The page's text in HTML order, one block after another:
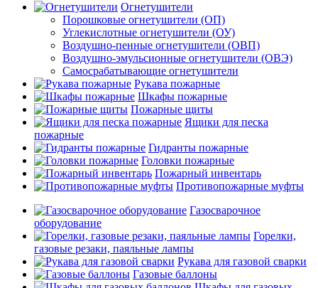
Огнетушители
Порошковые огнетушители (ОП)
Углекислотные огнетушители (ОУ)
Воздушно-пенные огнетушители (ОВП)
Воздушно-эмульсионные огнетушители (ОВЭ)
Самосрабатывающие огнетушители
Рукава пожарные
Шкафы пожарные
Пожарные щиты
Ящики для песка
пожарные
Гидранты пожарные
Головки пожарные
Пожарный инвентарь
Противопожарные муфты
Газосварочное
оборудование
Горелки,
газовые резаки, паяльные лампы
Рукава для газовой сварки
Газовые баллоны